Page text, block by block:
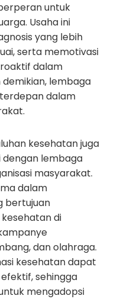
untuk
Usaha ini
yang lebih
serta memotivasi
dalam
lembaga
dalam
kesehatan juga
lembaga
masyarakat.
dalam
bertujuan
di
dan olahraga.
kesehatan dapat
sehingga
mengadopsi